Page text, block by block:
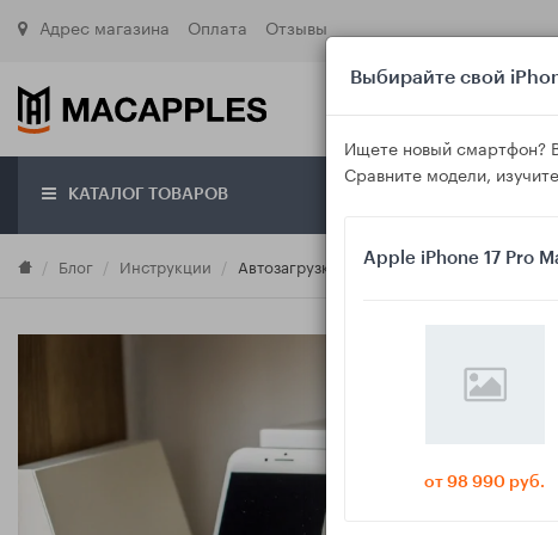
Адрес магазина Оплата Отзывы
КАТАЛОГ ТОВАРОВ
Блог Инструкции Автозагрузка фото и видео с iPhone и
Выбирайте свой
Ищете новый смартфон?
Сравните модели,
Apple iPhone 17 Pro
от 98 990 руб.